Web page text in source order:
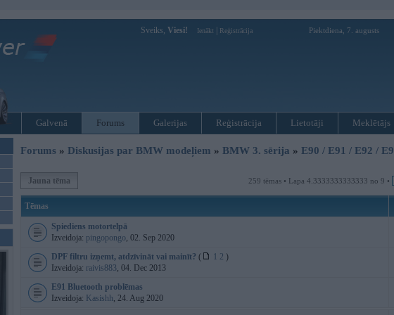
Sveiks, Viesi! Ienākt Reģistrācija Piektdiena, 7. augusts
Galvenā Forums Galerijas Reģistrācija Lietotāji Meklētājs
Forums » Diskusijas par BMW modeļiem » BMW 3. sērija » E90 / E91 / E92 /
Jauna tēma 259 tēmas • Lapa 4.3333333333333 no 9 •
Tēmas
Spiediens motortelpā
Izveidoja: pingopongo, 02. Sep 2020
DPF filtru izņemt, atdzīvināt vai mainīt? ( 1 2 )
Izveidoja: raivis883, 04. Dec 2013
E91 Bluetooth problēmas
Izveidoja: Kasishh, 24. Aug 2020